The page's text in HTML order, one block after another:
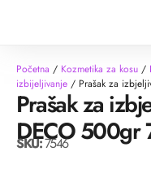
Početna / Kozmetika za kosu /
izbijeljivanje / Prašak za
Prašak za
DECO 500gr
SKU:7546